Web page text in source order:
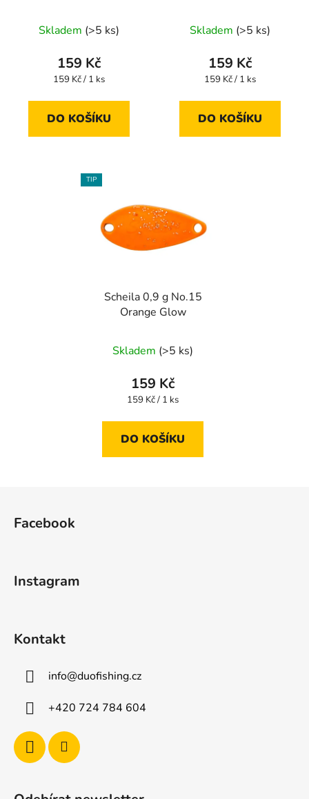
Skladem (>5 ks)
159 Kč
Měrná
159 Kč / 1 ks
DO KOŠÍKU
Skladem (>5 ks)
159 Kč
Měrná
159 Kč / 1 ks
DO KOŠÍKU
TIP
Scheila 0,9 g No.15
Orange Glow
Skladem (>5 ks)
159 Kč
Měrná
159 Kč / 1 ks
DO KOŠÍKU
Facebook
Instagram
Kontakt
info@duofishing.cz
+420 724 784 604